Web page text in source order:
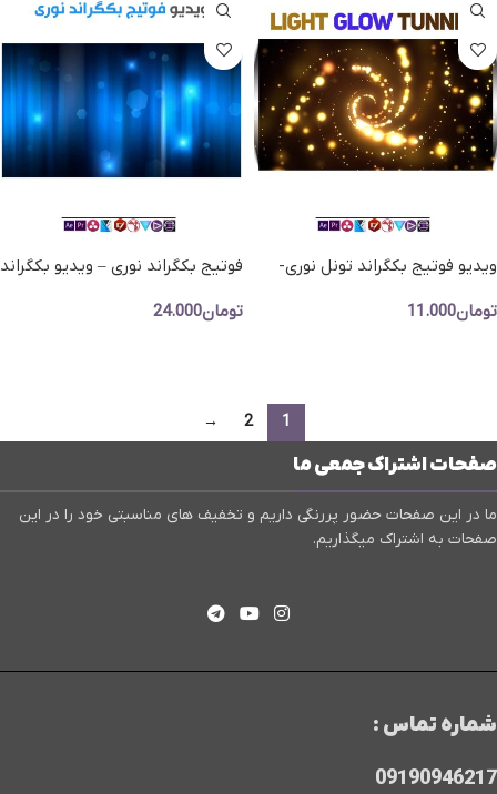
ویدیو فوتیج بکگراند تونل نوری-
تومان11.000
فوتیج بکگراند نوری – ویدیو بکگراند
تومان24.000
1
2
→
صفحات اشتراک جمعی ما
ما در این صفحات حضور پررنگی داریم و تخفیف های مناسبتی خود را در این
صفحات به اشتراک میگذاریم.
شماره تماس :
09190946217